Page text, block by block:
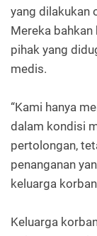
yang dilakukan
Mereka
pihak yang
medis.
“Kami hanya
dalam kondisi
pertolongan,
penanganan
keluarga
Keluarga